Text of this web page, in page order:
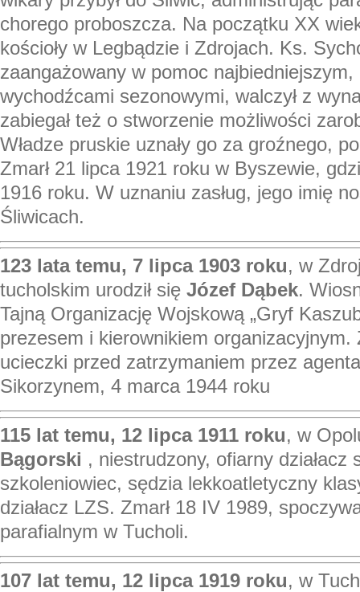
chorego proboszcza. Na początku XX
kościoły w Legbądzie i Zdrojach. Ks.
zaangażowany w pomoc najbiedniejszym,
wychodźcami sezonowymi, walczył z
zabiegał też o stworzenie możliwości
Władze pruskie uznały go za groźnego,
Zmarł 21 lipca 1921 roku w Byszewie,
1916 roku. W uznaniu zasług, jego imię
Śliwicach.
123 lata temu, 7 lipca 1903 roku, w
tucholskim urodził się Józef Dąbek.
Tajną Organizację Wojskową „Gryf
prezesem i kierownikiem organizacyjnym.
ucieczki przed zatrzymaniem przez
Sikorzynem, 4 marca 1944 roku
115 lat temu, 12 lipca 1911 roku, w
Bągorski , niestrudzony, ofiarny działacz
szkoleniowiec, sędzia lekkoatletyczny
działacz LZS. Zmarł 18 IV 1989,
parafialnym w Tucholi.
107 lat temu, 12 lipca 1919 roku, w